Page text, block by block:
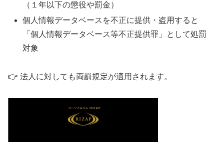
（１年以下の懲役や罰金）
個人情報データベースを不正に提供・盗用すると
「個人情報データベース等不正提供罪」として処罰
対象
👉 法人に対しても両罰規定が適用されます。